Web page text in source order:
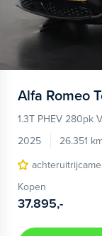
Alfa Romeo
1.3T PHEV 280pk
2025
26.351
Kopen
37.895,-